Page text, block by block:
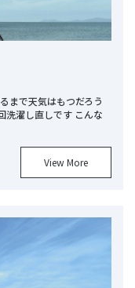
まで天気はもつだろう
濯し直しです こんな
View More